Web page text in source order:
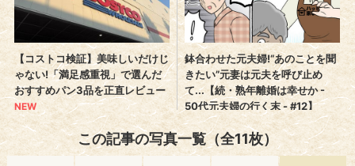
この記事の写真一覧（全11枚）